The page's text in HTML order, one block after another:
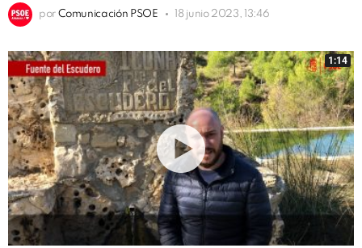
por Comunicación PSOE 18 junio 2023, 13:46
1:14